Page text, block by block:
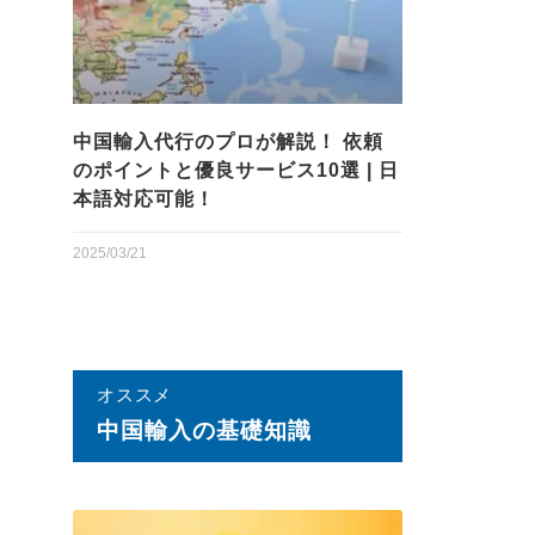
中国輸入代行のプロが解説！ 依頼
のポイントと優良サービス10選 | 日
本語対応可能！
2025/03/21
オススメ
中国輸⼊の基礎知識